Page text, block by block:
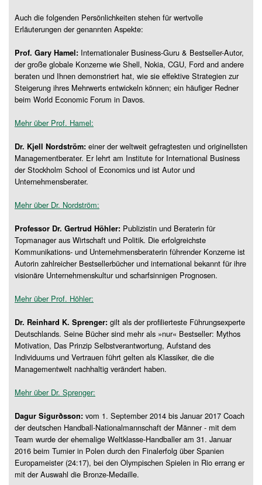
Auch die folgenden Persönlichkeiten stehen für wertvolle
Erläuterungen der genannten Aspekte:
Prof. Gary Hamel: Internationaler Business-Guru & Bestseller-Autor,
der große globale Konzerne wie Shell, Nokia, CGU, Ford and andere
beraten und Ihnen demonstriert hat, wie sie effektive Strategien zur
Steigerung ihres Mehrwerts entwickeln können; ein häufiger Redner
beim World Economic Forum in Davos.
Mehr über Prof. Hamel:
Dr. Kjell Nordström: einer der weltweit gefragtesten und originellsten
Managementberater. Er lehrt am Institute for International Business
der Stockholm School of Economics und ist Autor und
Unternehmensberater.
Mehr über Dr. Nordström:
Professor Dr. Gertrud Höhler: Publizistin und Beraterin für
Topmanager aus Wirtschaft und Politik. Die erfolgreichste
Kommunikations- und Unternehmensberaterin führender Konzerne ist
Autorin zahlreicher Bestsellerbücher und international bekannt für ihre
visionäre Unternehmenskultur und scharfsinnigen Prognosen.
Mehr über Prof. Höhler:
Dr. Reinhard K. Sprenger: gilt als der profilierteste Führungsexperte
Deutschlands. Seine Bücher sind mehr als »nur« Bestseller: Mythos
Motivation, Das Prinzip Selbstverantwortung, Aufstand des
Individuums und Vertrauen führt gelten als Klassiker, die die
Managementwelt nachhaltig verändert haben.
Mehr über Dr. Sprenger:
Dagur Sigurðsson: vom 1. September 2014 bis Januar 2017 Coach
der deutschen Handball-Nationalmannschaft der Männer - mit dem
Team wurde der ehemalige Weltklasse-Handballer am 31. Januar
2016 beim Turnier in Polen durch den Finalerfolg über Spanien
Europameister (24:17), bei den Olympischen Spielen in Rio errang er
mit der Auswahl die Bronze-Medaille.